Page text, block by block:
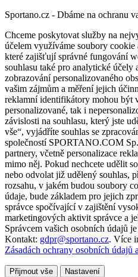
Sportano.cz - Dbáme na ochranu
Chceme poskytovat služby na
účelem využíváme soubory
které zajišťují správné fungování
souhlasu také pro analytické účely
zobrazování personalizovaného
vašim zájmům a měření jejich
reklamní identifikátory mohou být
personalizované, tak i
závislosti na souhlasu, který jste
vše“, vyjádříte souhlas se
společností SPORTANO.COM
partnery, včetně personalizace
mimo něj. Pokud nechcete udělit
nebo odvolat již udělený souhlas,
rozsahu, v jakém budou soubory
údaje, bude základem pro jejich
správce spočívající v zajištění
marketingových aktivit správce a
Správcem vašich osobních údajů
Kontakt: gdpr@sportano.cz. Více
Zásadách ochrany osobních údajů
Přijmout vše Nastavení